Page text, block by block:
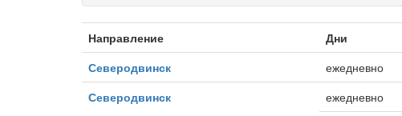
Направление Дни
Северодвинск
ежедневно
Северодвинск
ежедневно